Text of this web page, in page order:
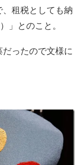
租税としても納
」とのこと。
ったので文様に